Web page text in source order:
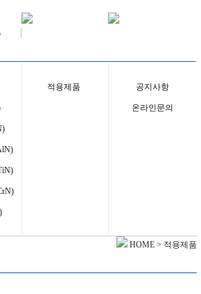
적용제품 공지사항
온라인문의
HOME > 적용제품